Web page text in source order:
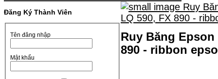
Đăng Ký Thành Viên
Tên đăng nhập
Mật khẩu
Ruy Băng
890 - ribbon